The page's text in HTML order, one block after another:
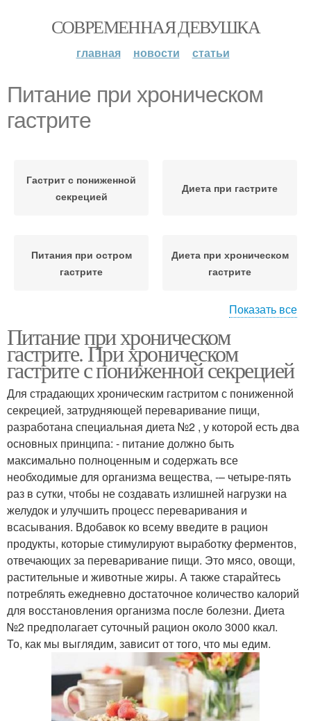
СОВРЕМЕННАЯ ДЕВУШКА
главная новости статьи
Питание при хроническом
гастрите
Гастрит с пониженной
секрецией
Диета при гастрите
Питания при остром
гастрите
Диета при хроническом
гастрите
кислотностью
Показать все
Питание при хроническом
гастрите. При хроническом
гастрите с пониженной секрецией
Для страдающих хроническим гастритом с пониженной
секрецией, затрудняющей переваривание пищи,
разработана специальная диета №2 , у которой есть два
основных принципа: - питание должно быть
максимально полноценным и содержать все
необходимые для организма вещества, -– четыре-пять
раз в сутки, чтобы не создавать излишней нагрузки на
желудок и улучшить процесс переваривания и
всасывания. Вдобавок ко всему введите в рацион
продукты, которые стимулируют выработку ферментов,
отвечающих за переваривание пищи. Это мясо, овощи,
растительные и животные жиры. А также старайтесь
потреблять ежедневно достаточное количество калорий
для восстановления организма после болезни. Диета
№2 предполагает суточный рацион около 3000 ккал.
То, как мы выглядим, зависит от того, что мы едим.